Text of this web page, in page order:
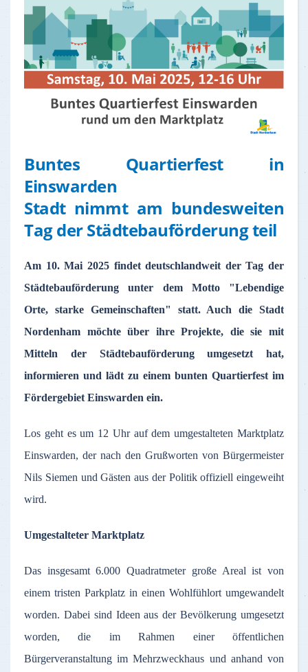
Buntes Quartierfest in
Einswarden
Stadt nimmt am bundesweiten
Tag der Städtebauförderung teil
Am 10. Mai 2025 findet deutschlandweit der Tag der
Städtebauförderung unter dem Motto "Lebendige
Orte, starke Gemeinschaften" statt. Auch die Stadt
Nordenham möchte über ihre Projekte, die sie mit
Mitteln der Städtebauförderung umgesetzt hat,
informieren und lädt zu einem bunten Quartierfest im
Fördergebiet Einswarden ein.
Los geht es um 12 Uhr auf dem umgestalteten Marktplatz
Einswarden, der nach den Grußworten von Bürgermeister
Nils Siemen und Gästen aus der Politik offiziell eingeweiht
wird.
Umgestalteter Marktplatz
Das insgesamt 6.000 Quadratmeter große Areal ist von
einem tristen Parkplatz in einen Wohlfühlort umgewandelt
worden. Dabei sind Ideen aus der Bevölkerung umgesetzt
worden, die im Rahmen einer öffentlichen
Bürgerveranstaltung im Mehrzweckhaus und anhand von